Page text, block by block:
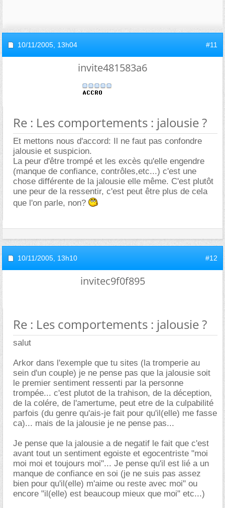
10/11/2005, 13h04 #11
invite481583a6
Re : Les comportements : jalousie ?
Et mettons nous d'accord: Il ne faut pas confondre
jalousie et suspicion.
La peur d'être trompé et les excès qu'elle engendre
(manque de confiance, contrôles,etc...) c'est une
chose différente de la jalousie elle même. C'est plutôt
une peur de la ressentir, c'est peut être plus de cela
que l'on parle, non?
10/11/2005, 13h10 #12
invitec9f0f895
Re : Les comportements : jalousie ?
salut
Arkor dans l'exemple que tu sites (la tromperie au
sein d'un couple) je ne pense pas que la jalousie soit
le premier sentiment ressenti par la personne
trompée... c'est plutot de la trahison, de la déception,
de la colére, de l'amertume, peut etre de la culpabilité
parfois (du genre qu'ais-je fait pour qu'il(elle) me fasse
ca)... mais de la jalousie je ne pense pas...
Je pense que la jalousie a de negatif le fait que c'est
avant tout un sentiment egoiste et egocentriste "moi
moi moi et toujours moi"... Je pense qu'il est lié a un
manque de confiance en soi (je ne suis pas assez
bien pour qu'il(elle) m'aime ou reste avec moi" ou
encore "il(elle) est beaucoup mieux que moi" etc...)